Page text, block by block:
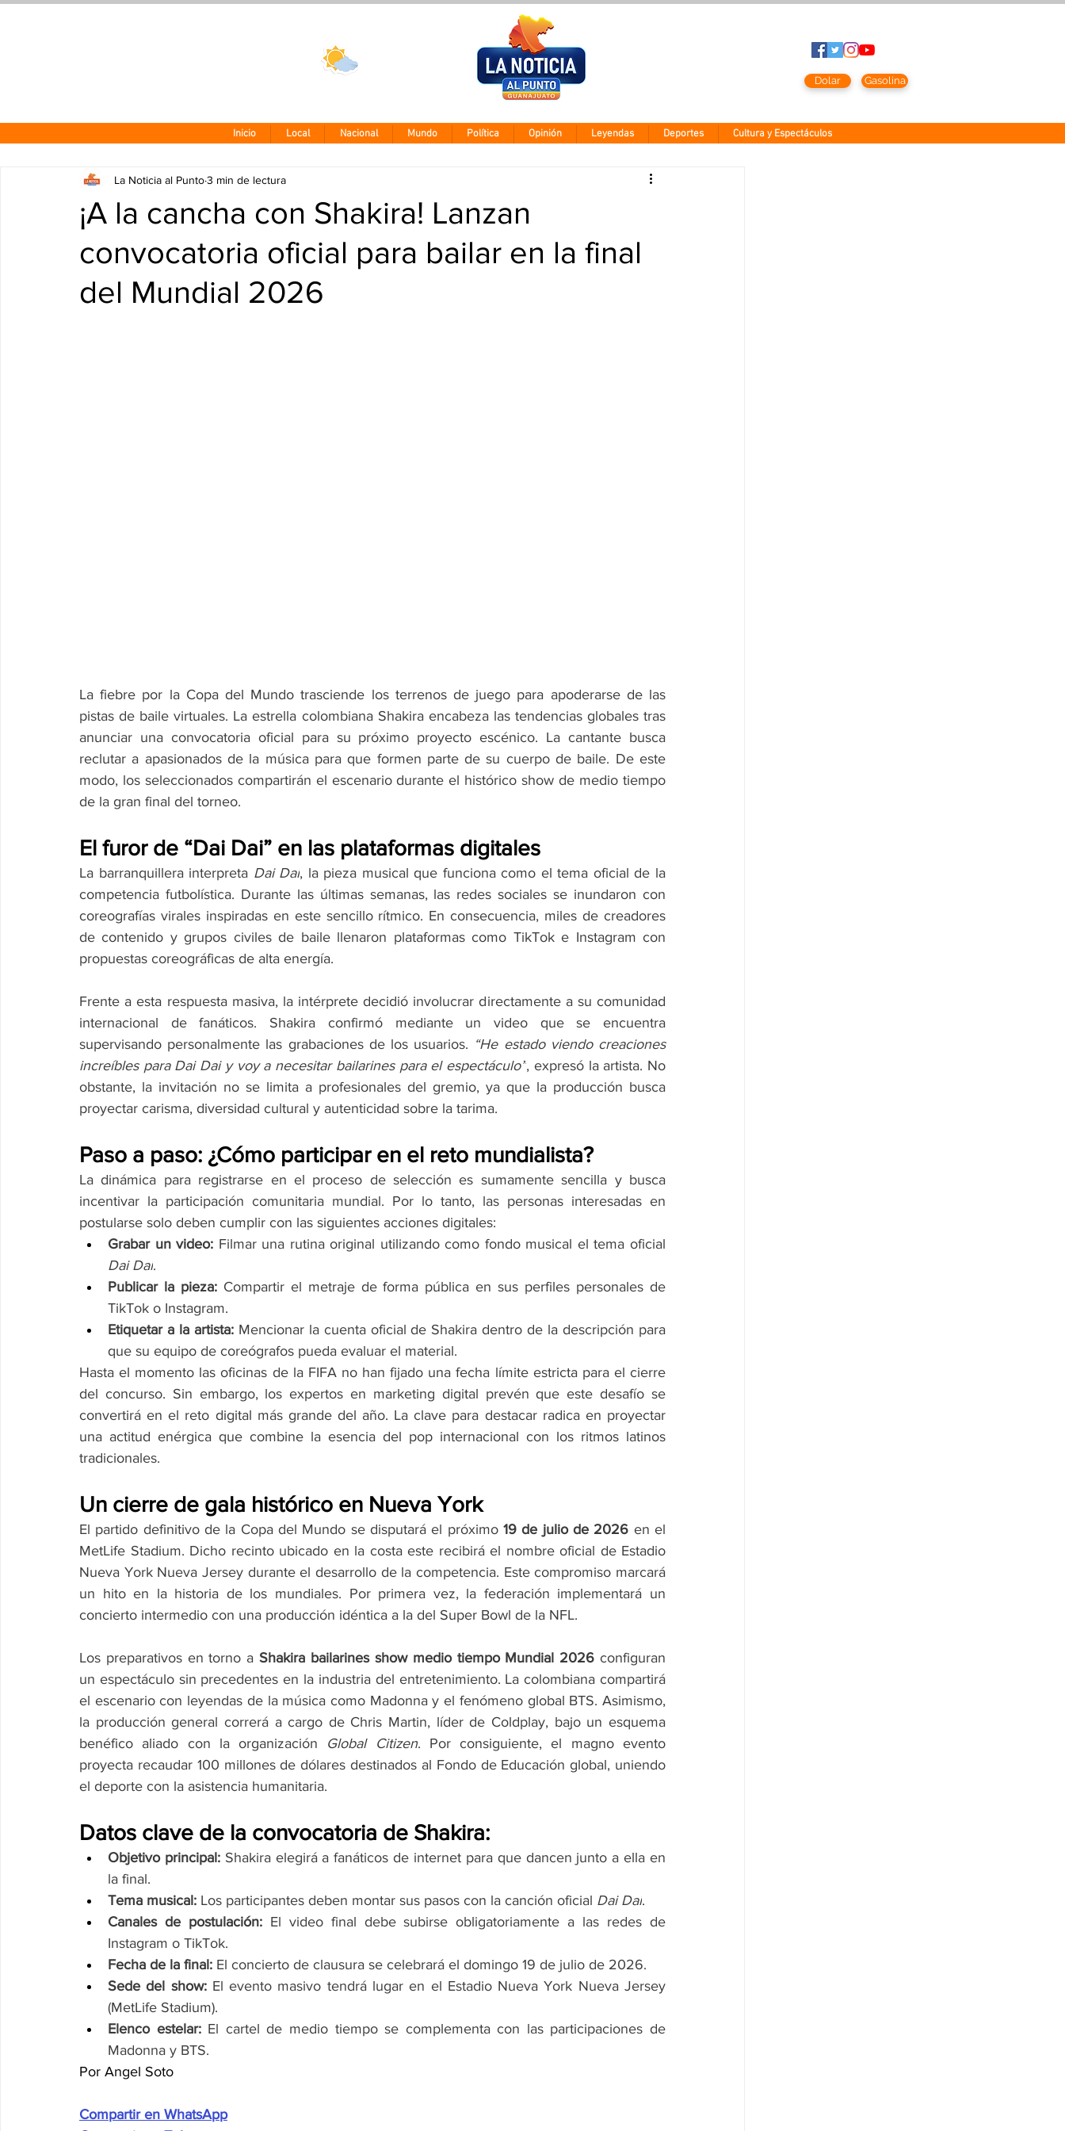
Dolar Gasolina
Inicio Local Nacional Mundo Política Opinión Leyendas Deportes Cultura y Espectáculos
¡A la cancha con Shakira! Lanzan
convocatoria oficial para bailar en la final
del Mundial 2026
La Noticia al Punto3 min de lectura
La fiebre por la Copa del Mundo trasciende los terrenos de juego para apoderarse de las
pistas de baile virtuales. La estrella colombiana Shakira encabeza las tendencias globales tras
anunciar una convocatoria oficial para su próximo proyecto escénico. La cantante busca
reclutar a apasionados de la música para que formen parte de su cuerpo de baile. De este
modo, los seleccionados compartirán el escenario durante el histórico show de medio tiempo
de la gran final del torneo.
El furor de “Dai Dai” en las plataformas digitales
La barranquillera interpreta Dai Dai, la pieza musical que funciona como el tema oficial de la
competencia futbolística. Durante las últimas semanas, las redes sociales se inundaron con
coreografías virales inspiradas en este sencillo rítmico. En consecuencia, miles de creadores
de contenido y grupos civiles de baile llenaron plataformas como TikTok e Instagram con
propuestas coreográficas de alta energía.
Frente a esta respuesta masiva, la intérprete decidió involucrar directamente a su comunidad
internacional de fanáticos. Shakira confirmó mediante un video que se encuentra
supervisando personalmente las grabaciones de los usuarios. “He estado viendo creaciones
increíbles para Dai Dai y voy a necesitar bailarines para el espectáculo”, expresó la artista. No
obstante, la invitación no se limita a profesionales del gremio, ya que la producción busca
proyectar carisma, diversidad cultural y autenticidad sobre la tarima.
Paso a paso: ¿Cómo participar en el reto mundialista?
La dinámica para registrarse en el proceso de selección es sumamente sencilla y busca
incentivar la participación comunitaria mundial. Por lo tanto, las personas interesadas en
postularse solo deben cumplir con las siguientes acciones digitales:
Grabar un video:
Dai Dai.
Publicar la pieza: Compartir el metraje de forma pública en sus perfiles personales de
TikTok o Instagram.
Etiquetar a la artista: Mencionar la cuenta oficial de Shakira dentro de la descripción para
que su equipo de coreógrafos pueda evaluar el material.
Hasta el momento las oficinas de la FIFA no han fijado una fecha límite estricta para el cierre
del concurso. Sin embargo, los expertos en marketing digital prevén que este desafío se
convertirá en el reto digital más grande del año. La clave para destacar radica en proyectar
una actitud enérgica que combine la esencia del pop internacional con los ritmos latinos
tradicionales.
Un cierre de gala histórico en Nueva York
El partido definitivo de la Copa del Mundo se disputará el próximo 19 de julio de 2026 en el
MetLife Stadium. Dicho recinto ubicado en la costa este recibirá el nombre oficial de Estadio
Nueva York Nueva Jersey durante el desarrollo de la competencia. Este compromiso marcará
un hito en la historia de los mundiales. Por primera vez, la federación implementará un
concierto intermedio con una producción idéntica a la del Super Bowl de la NFL.
Los preparativos en torno a Shakira bailarines show medio tiempo Mundial 2026 configuran
un espectáculo sin precedentes en la industria del entretenimiento. La colombiana compartirá
el escenario con leyendas de la música como Madonna y el fenómeno global BTS. Asimismo,
la producción general correrá a cargo de Chris Martin, líder de Coldplay, bajo un esquema
benéfico aliado con la organización Global Citizen. Por consiguiente, el magno evento
proyecta recaudar 100 millones de dólares destinados al Fondo de Educación global, uniendo
el deporte con la asistencia humanitaria.
Datos clave de la convocatoria de Shakira:
Objetivo principal: Shakira elegirá a fanáticos de internet para que dancen junto a ella en
la final.
Tema musical: Los participantes deben montar sus pasos con la canción oficial Dai Dai.
Canales de postulación: El video final debe subirse obligatoriamente a las redes de
Instagram o TikTok.
Fecha de la final: El concierto de clausura se celebrará el domingo 19 de julio de 2026.
Sede del show: El evento masivo tendrá lugar en el Estadio Nueva York Nueva Jersey
(MetLife Stadium).
Elenco estelar: El cartel de medio tiempo se complementa con las participaciones de
Madonna y BTS.
Por Angel Soto
Compartir en WhatsApp